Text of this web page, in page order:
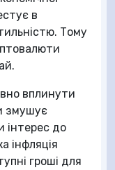
в
Тому
вплинути
змушує
інтерес до
інфляція
гроші для